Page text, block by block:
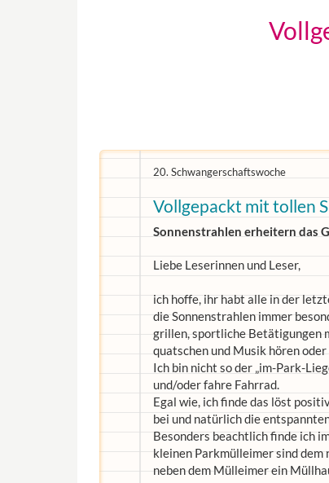
20. Schwangerschaftswoche
Vollgepackt mit tollen
Sonnenstrahlen erheitern das
Liebe Leserinnen und Leser,
ich hoffe, ihr habt alle in der
die Sonnenstrahlen immer
grillen, sportliche Betätigungen
quatschen und Musik hören
Ich bin nicht so der „im-Park-
und/oder fahre Fahrrad.
Egal wie, ich finde das löst
bei und natürlich die
Besonders beachtlich finde ich
kleinen Parkmülleimer sind dem
neben dem Mülleimer ein